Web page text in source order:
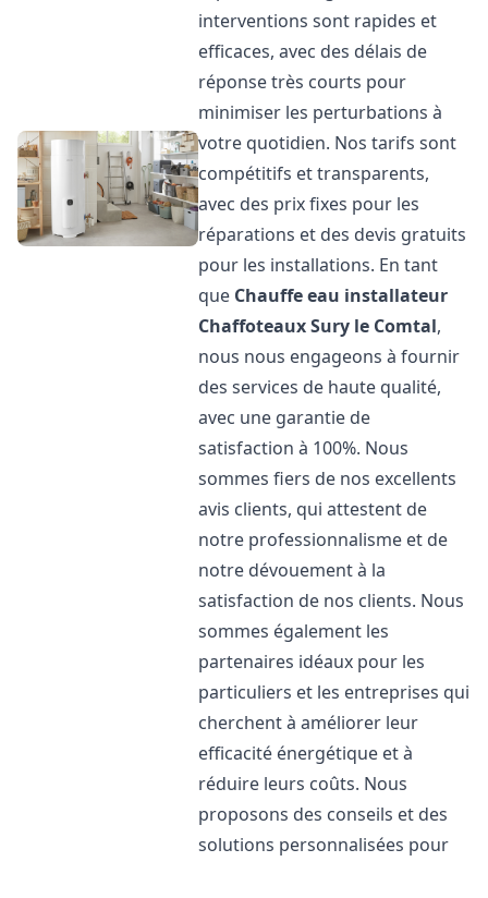
interventions sont rapides et
efficaces, avec des délais de
réponse très courts pour
minimiser les perturbations à
votre quotidien. Nos tarifs sont
compétitifs et transparents,
avec des prix fixes pour les
réparations et des devis gratuits
pour les installations. En tant
que Chauffe eau installateur
ChaffoteauxSury le Comtal,
nous nous engageons à fournir
des services de haute qualité,
avec une garantie de
satisfaction à 100%. Nous
sommes fiers de nos excellents
avis clients, qui attestent de
notre professionnalisme et de
notre dévouement à la
satisfaction de nos clients. Nous
sommes également les
partenaires idéaux pour les
particuliers et les entreprises qui
cherchent à améliorer leur
efficacité énergétique et à
réduire leurs coûts. Nous
proposons des conseils et des
solutions personnalisées pour